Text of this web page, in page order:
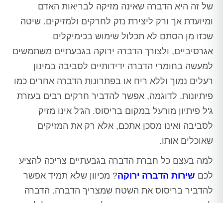
של זה היא הדברה שאינה מזיקה לבריאות האדם
ומיועדת אך ורק ליצירת נזק לחרקים ולמזיקים. שיטה
שכזו מן הסתם לא תכלול שימוש בכימיקלים
אגרסיביים, ולצורך הדברה ירוקה בגבעתיים משתמשים
למעשה בחומרי הדברה ידידותיים לסביבה במינון
רעלים נמוך וללא ריח או בפתרונות הדברה אחרים כמו
פיתיונות. לדוגמה, אפשר להדביר חרקים רבים בעזרת
ג'ל פיתיון מורעל במקום בריסוס. הג'ל אינו מזיק
לסביבה ואינו מסכן אתכם, אלא רק את המזיקים
שאוכלים אותו.
למה בעצם כל חברת הדברה בגבעתיים צריכה להציע
לכם שירות הדברה ירוקה? מכיוון שלא תמיד אפשר
להדביר בריסוס את השטח שמצריך הדברה. הדברה